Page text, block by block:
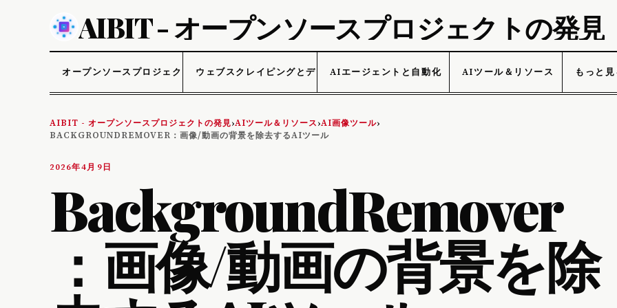
AIBIT - オープンソースプロジェクトの発見
オープンソースプロジェクト ウェブスクレイピングとデータAIエージェントと自動化 AIツール＆リソース もっと見
AIBIT - オープンソースプロジェクトの発見›AIツール＆リソース›AI画像ツール›
BACKGROUNDREMOVER：画像/動画の背景を除去するAIツール
2026年4月9日
BackgroundRemover
：画像/動画の背景を除